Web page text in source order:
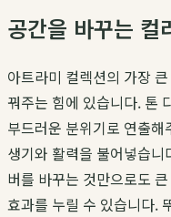
공간을 바꾸는 컬
아트라미 컬렉션의 가장
꿔주는 힘에 있습니다. 톤
부드러운 분위기로 연출
생기와 활력을 불어넣습
버를 바꾸는 것만으로도
효과를 누릴 수 있습니다.